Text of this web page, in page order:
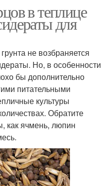
в теплице
для
не возбраняется
Но, в особенности
бы дополнительно
питательными
культуры
Обратите
как ячмень, люпин